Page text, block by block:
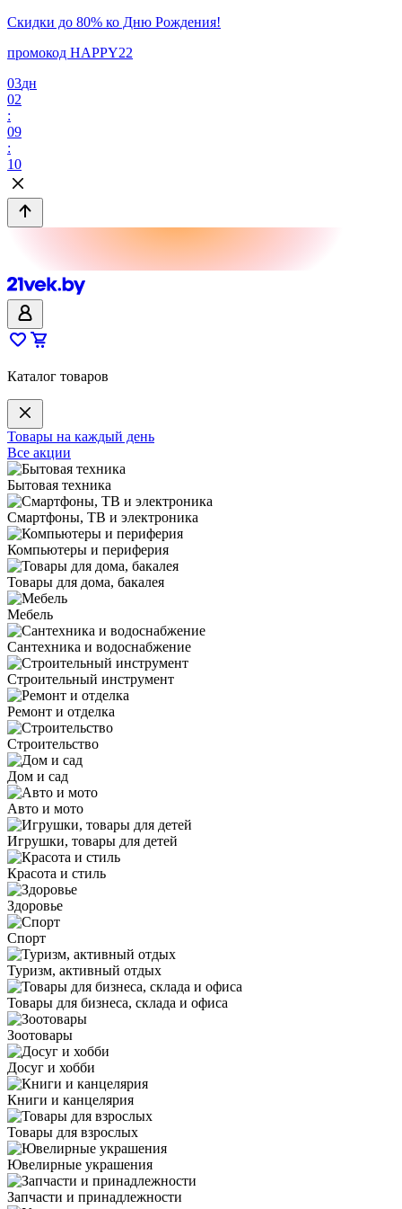
Скидки до 80% ко Дню Рождения!
промокод HAPPY22
03дн
02
:
09
:
10
Каталог товаров
Товары на каждый день
Все акции
Бытовая техника
Смартфоны, ТВ и электроника
Компьютеры и периферия
Товары для дома, бакалея
Мебель
Сантехника и водоснабжение
Строительный инструмент
Ремонт и отделка
Строительство
Дом и сад
Авто и мото
Игрушки, товары для детей
Красота и стиль
Здоровье
Спорт
Туризм, активный отдых
Товары для бизнеса, склада и офиса
Зоотовары
Досуг и хобби
Книги и канцелярия
Товары для взрослых
Ювелирные украшения
Запчасти и принадлежности